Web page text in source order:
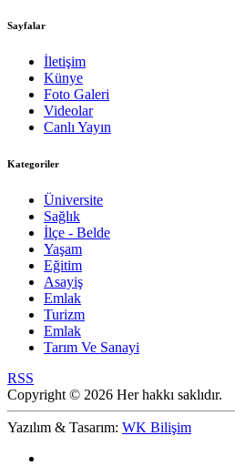
Sayfalar
İletişim
Künye
Foto Galeri
Videolar
Canlı Yayın
Kategoriler
Üniversite
Sağlık
İlçe - Belde
Yaşam
Eğitim
Asayiş
Emlak
Turizm
Emlak
Tarım Ve Sanayi
RSS
Copyright © 2026 Her hakkı saklıdır.
Yazılım & Tasarım: WK Bilişim